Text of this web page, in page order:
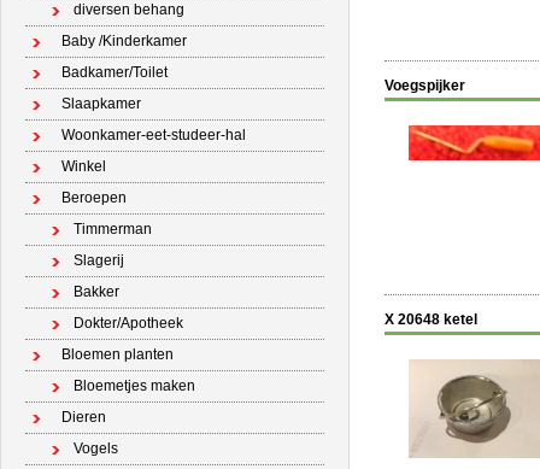
diversen behang
Baby /Kinderkamer
Badkamer/Toilet
Slaapkamer
Woonkamer-eet-studeer-hal
Winkel
Beroepen
Timmerman
Slagerij
Bakker
Dokter/Apotheek
Bloemen planten
Bloemetjes maken
Dieren
Vogels
Voegspijker
X 20648 ketel